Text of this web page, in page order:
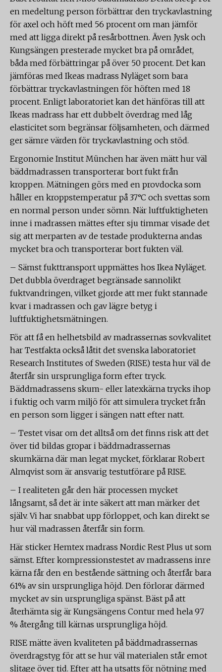
en medeltung person förbättrar den tryckavlastning
för axel och höft med 56 procent om man jämför
med att ligga direkt på resårbottnen. Även Jysk och
Kungsängen presterade mycket bra på området,
båda med förbättringar på över 50 procent. Det kan
jämföras med Ikeas madrass Nyläget som bara
förbättrar tryckavlastningen för höften med 18
procent. Enligt laboratoriet kan det hänföras till att
Ikeas madrass har ett dubbelt överdrag med låg
elasticitet som begränsar följsamheten, och därmed
ger sämre värden för tryckavlastning och stöd.
Ergonomie Institut München har även mätt hur väl
bäddmadrassen transporterar bort fukt från
kroppen. Mätningen görs med en provdocka som
håller en kroppstemperatur på 37°C och svettas som
en normal person under sömn. När luftfuktigheten
inne i madrassen mättes efter sju timmar visade det
sig att merparten av de testade produkterna andas
mycket bra och transporterar bort fukten väl.
– Sämst fukttransport uppmättes hos Ikea Nyläget.
Det dubbla överdraget begränsade sannolikt
fuktvandringen, vilket gjorde att mer fukt stannade
kvar i madrassen och gav lägre betyg i
luftfuktighetsmätningen.
För att få en helhetsbild av madrassernas sovkvalitet
har Testfakta också låtit det svenska laboratoriet
Research Institutes of Sweden (RISE) testa hur väl de
återfår sin ursprungliga form efter tryck.
Bäddmadrassens skum- eller latexkärna trycks ihop
i fuktig och varm miljö för att simulera trycket från
en person som ligger i sängen natt efter natt.
– Testet visar om det alltså om det finns risk att det
över tid bildas gropar i bäddmadrassernas
skumkärna där man legat mycket, förklarar Robert
Almqvist som är ansvarig testutförare på RISE.
– I realiteten går den här processen mycket
långsamt, så det är inte säkert att man märker det
själv. Vi har snabbat upp förloppet, och kan direkt se
hur väl madrassen återfår sin form.
Här sticker Hemtex madrass Nordic Rest Plus ut som
sämst. Efter kompressionstestet av madrassens inre
kärna får den en bestående sättning och återfår bara
61% av sin ursprungliga höjd. Den förlorar därmed
mycket av sin ursprungliga spänst. Bäst på att
återhämta sig är Kungsängens Contur med hela 97
% återgång till kärnas ursprungliga höjd.
RISE mätte även kvaliteten på bäddmadrassernas
överdragstyg för att se hur väl materialen står emot
slitage över tid. Efter att ha utsatts för nötning med